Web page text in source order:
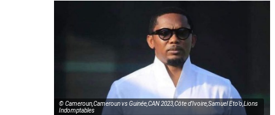
© Cameroun,Cameroun vs Guinée,CAN 2023,Côte d’Ivoire,Samuel Eto’o,Lions
Indomptables